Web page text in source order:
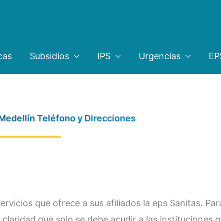
Subsidios IPS Urgencias
Teléfono y Direcciones
que ofrece a sus afiliados la eps Sanitas.